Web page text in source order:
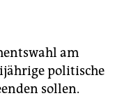
am
politische
sollen.